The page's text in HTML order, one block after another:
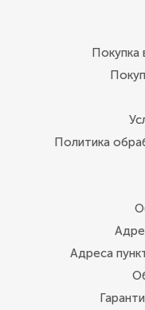
Покупка
Политика
Адреса